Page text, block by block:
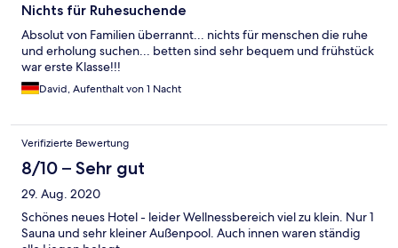
Nichts für Ruhesuchende
Absolut von Familien überrannt... nichts für menschen die ruhe
und erholung suchen... betten sind sehr bequem und frühstück
war erste Klasse!!!
David, Aufenthalt von 1 Nacht
Verifizierte Bewertung
8/10 – Sehr gut
29. Aug. 2020
Schönes neues Hotel - leider Wellnessbereich viel zu klein. Nur 1
Sauna und sehr kleiner Außenpool. Auch innen waren ständig